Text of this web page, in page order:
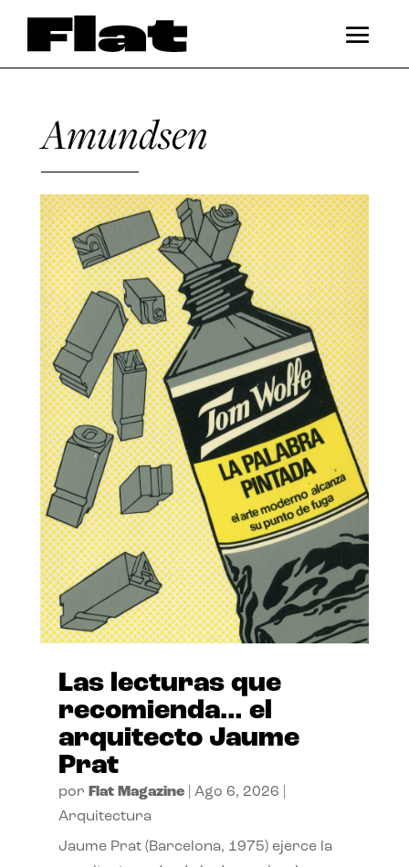
Amundsen
Las lecturas que
recomienda… el
arquitecto Jaume
Prat
por Flat Magazine| Ago 6, 2026
Arquitectura
Jaume Prat (Barcelona, 1975) ejerce la